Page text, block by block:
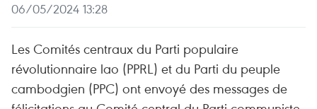
06/05/2024 13:28
Les Comités centraux du Parti populaire
révolutionnaire lao (PPRL) et du Parti du peuple
cambodgien (PPC) ont envoyé des messages de